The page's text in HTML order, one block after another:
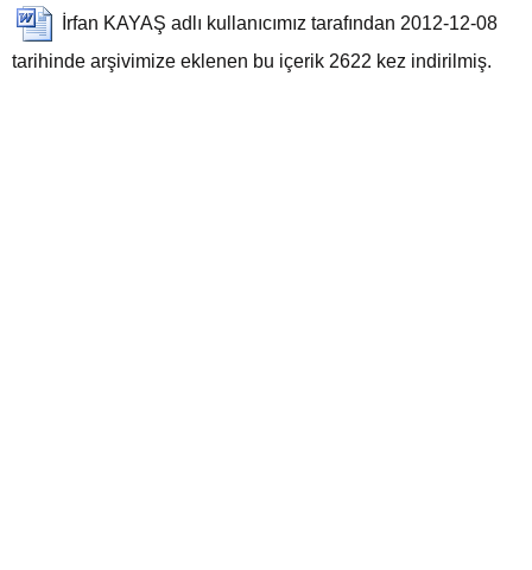
İrfan KAYAŞ adlı kullanıcımız tarafından 2012-12-08
tarihinde arşivimize eklenen bu içerik 2622 kez indirilmiş.